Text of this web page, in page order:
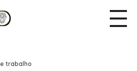
trabalho